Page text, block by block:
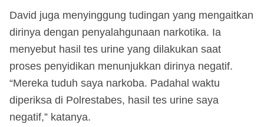
David juga menyinggung tudingan yang mengaitkan
dirinya dengan penyalahgunaan narkotika. Ia
menyebut hasil tes urine yang dilakukan saat
proses penyidikan menunjukkan dirinya negatif.
“Mereka tuduh saya narkoba. Padahal waktu
diperiksa di Polrestabes, hasil tes urine saya
negatif,” katanya.